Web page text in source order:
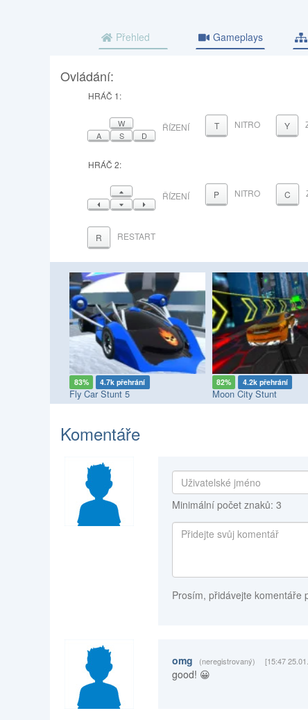
Přehled Gameplays
Ovládání:
HRÁČ 1:
W
A
S D
ŘÍZENÍ T NITRO Y
HRÁČ 2:
NAHORU
VLEVODOLŮVPRAVO
ŘÍZENÍ P NITRO C
R RESTART
83% 4.7k přehrání
Fly Car Stunt 5
82% 4.2k přehrání
Moon City Stunt
Komentáře
Minimální počet znaků: 3
Prosím, přidávejte komentáře
omg (neregistrovaný) [15:47
good! 😀